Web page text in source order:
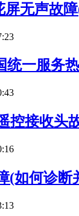
屏无声故
统一服务
控接收头
(如何诊